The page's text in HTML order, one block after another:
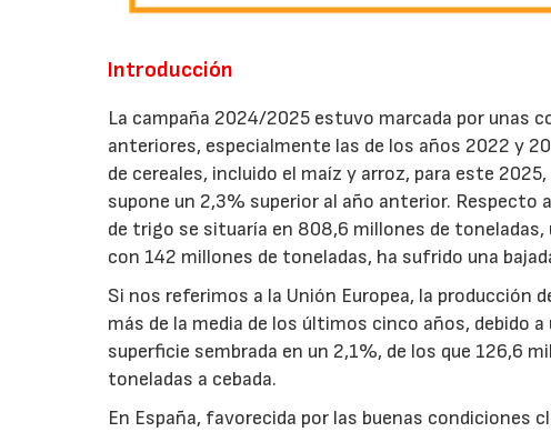
Introducción
La campaña 2024/2025 estuvo marcada por unas
anteriores, especialmente las de los años 2022 y
de cereales, incluido el maíz y arroz, para este
supone un 2,3% superior al año anterior. Respecto
de trigo se situaría en 808,6 millones de toneladas,
con 142 millones de toneladas, ha sufrido una
Si nos referimos a la Unión Europea, la producción
más de la media de los últimos cinco años, debido
superficie sembrada en un 2,1%, de los que 126,6
toneladas a cebada.
En España, favorecida por las buenas condiciones